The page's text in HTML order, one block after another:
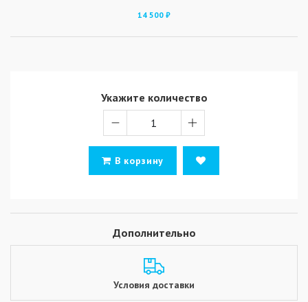
14 500 ₽
Укажите количество
В корзину
Дополнительно
Условия доставки